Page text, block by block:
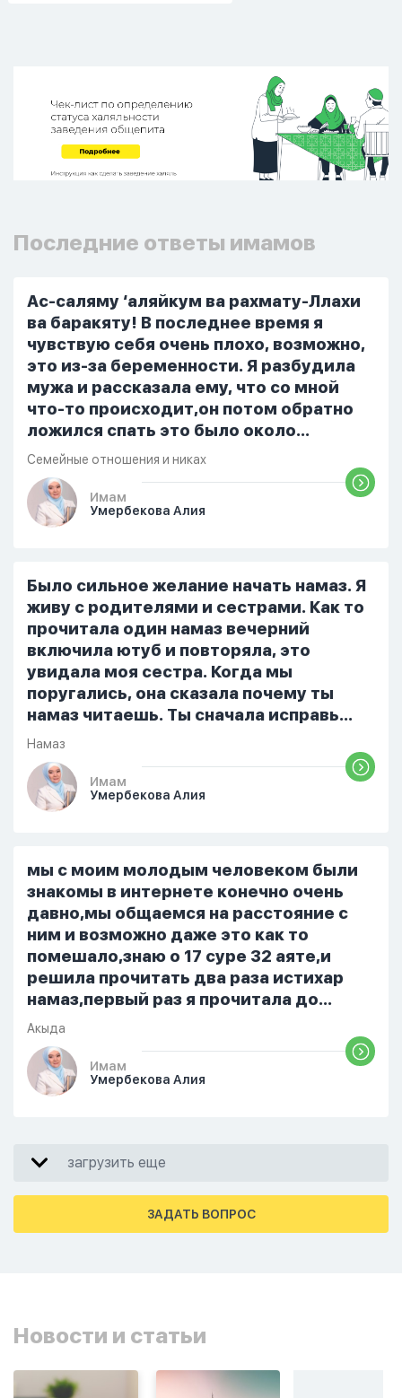
Последние ответы имамов
Ас-саляму ‘аляйкум ва рахмату-Ллахи
ва баракяту! В последнее время я
чувствую себя очень плохо, возможно,
это из-за беременности. Я разбудила
мужа и рассказала ему, что со мной
что-то происходит,он потом обратно
ложился спать это было около
одиннадцати вечера. Но я снова
разбудила его, сказав, что мне плохо.
Он ответил: «Я живу с больными». Мне
стало очень обидно, и я решила
проснулся и спросил, что случилось. И
я рассказала о своих проблемах. Затем
я сказала ему:...
Семейные отношения и никах
Имам
Умербекова Алия
Было сильное желание начать намаз. Я
живу с родителями и сестрами. Как то
прочитала один намаз вечерний
включила ютуб и повторяла, это
увидала моя сестра. Когда мы
поругались, она сказала почему ты
намаз читаешь. Ты сначала исправь
себя. После этого я не вставала на
намаз и не видела жайнамаз. Я просто
уже так не могу читать, смотреть . Дуа
я делаю скрытно если делаю дома. Я
От родных же людей.
Намаз
Имам
Умербекова Алия
мы с моим молодым человеком были
знакомы в интернете конечно очень
давно,мы общаемся на расстояние с
ним и возможно даже это как то
помешало,знаю о 17 суре 32 аяте,и
решила прочитать два раза истихар
намаз,первый раз я прочитала до
«Аср» намаза и сначала было
тревожно,позже стало спокойно и в
голову начали лезть только хорошие
мысли,во второй раз когда я решила в
ошибиться и то что намаз не
примется,совершила истихар во время
Акыда
Имам
Умербекова Алия
загрузить еще
ЗАДАТЬ ВОПРОС
Новости и статьи